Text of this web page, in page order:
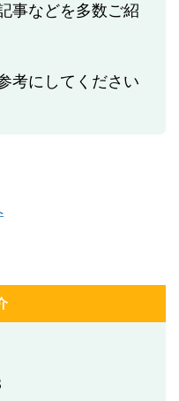
事などを多数ご紹
考にしてください